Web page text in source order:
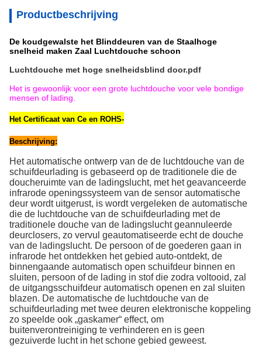
Productbeschrijving
De koudgewalste het Blinddeuren van de Staalhoge
snelheid maken Zaal Luchtdouche schoon
Luchtdouche met hoge snelheidsblind door.pdf
Het is gewoonlijk voor een grote luchtdouche voor vele bondige
mensen of lading.
Het Certificaat van Ce en ROHS-
Beschrijving:
Het automatische ontwerp van de de luchtdouche van de
schuifdeurlading is gebaseerd op de traditionele die de
doucheruimte van de ladingslucht, met het geavanceerde
infrarode openingssysteem van de sensor automatische
deur wordt uitgerust, is wordt vergeleken de automatische
die de luchtdouche van de schuifdeurlading met de
traditionele douche van de ladingslucht geannuleerde
deurclosers, zo vervul geautomatiseerde echt de douche
van de ladingslucht. De persoon of de goederen gaan in
infrarode het ontdekken het gebied auto-ontdekt, de
binnengaande automatisch open schuifdeur binnen en
sluiten, persoon of de lading in stof die zodra voltooid, zal
de uitgangsschuifdeur automatisch openen en zal sluiten
blazen. De automatische de luchtdouche van de
schuifdeurlading met twee deuren elektronische koppeling
zo speelde ook „gaskamer“ effect, om
buitenverontreiniging te verhinderen en is geen
gezuiverde lucht in het schone gebied geweest.